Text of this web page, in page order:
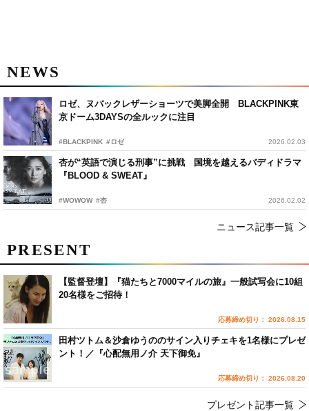
NEWS
ロゼ、ヌバックレザーショーツで美脚全開 BLACKPINK東
京ドーム3DAYSの全ルックに注目
#BLACKPINK #ロゼ 2026.02.03
杏が“英語で演じる刑事”に挑戦 国境を越えるバディドラマ
『BLOOD & SWEAT』
#WOWOW #杏 2026.02.02
ニュース記事一覧
PRESENT
【監督登壇】『猫たちと7000マイルの旅』一般試写会に10組
20名様をご招待！
応募締め切り： 2026.08.15
田村ツトム＆沙倉ゆうののサイン入りチェキを1名様にプレゼ
ント！／『心配無用ノ介 天下御免』
応募締め切り： 2026.08.20
プレゼント記事一覧